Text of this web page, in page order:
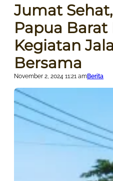
Jumat
Papua
Kegiatan
Bersama
November 2, 2024 11:21 amBerita